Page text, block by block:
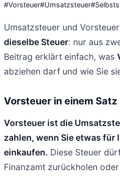
#Vorsteuer#Umsatzsteuer#
Umsatzsteuer und
dieselbe Steuer: nur aus
Beitrag erklärt einfach, was
abziehen darf und wie Sie
Vorsteuer in einem Satz
Vorsteuer ist die
zahlen, wenn Sie etwas für
einkaufen. Diese Steuer
Finanzamt zurückholen